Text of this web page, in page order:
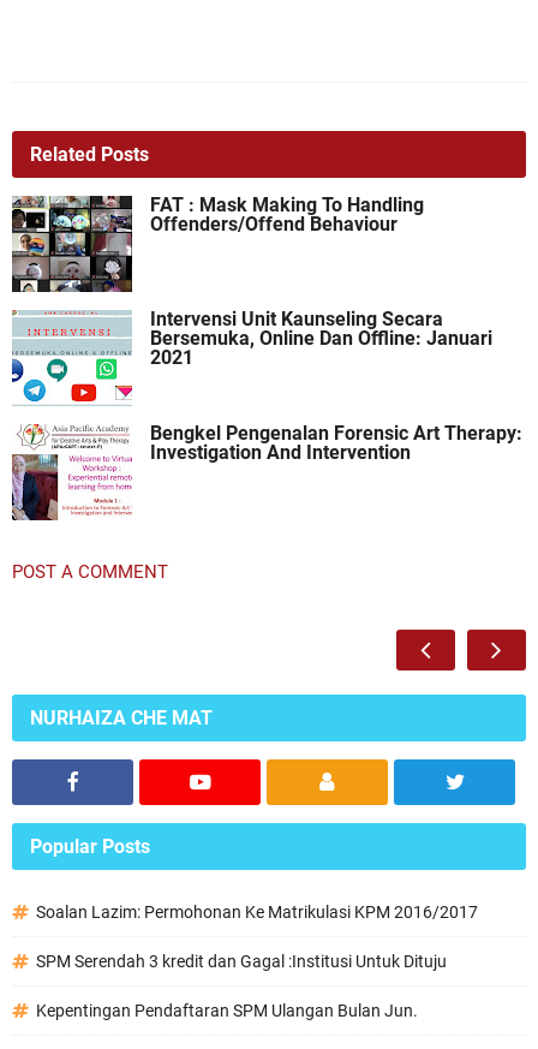
Related Posts
FAT : Mask Making To Handling
Offenders/Offend Behaviour
Intervensi Unit Kaunseling Secara
Bersemuka, Online Dan Offline: Januari
2021
Bengkel Pengenalan Forensic Art Therapy:
Investigation And Intervention
POST A COMMENT
NURHAIZA CHE MAT
Popular Posts
Soalan Lazim: Permohonan Ke Matrikulasi KPM 2016/2017
SPM Serendah 3 kredit dan Gagal :Institusi Untuk Dituju
Kepentingan Pendaftaran SPM Ulangan Bulan Jun.